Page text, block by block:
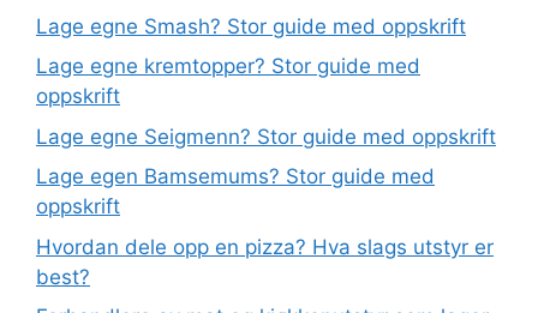
Lage egne Smash? Stor guide med oppskrift
Lage egne kremtopper? Stor guide med
oppskrift
Lage egne Seigmenn? Stor guide med oppskrift
Lage egen Bamsemums? Stor guide med
oppskrift
Hvordan dele opp en pizza? Hva slags utstyr er
best?